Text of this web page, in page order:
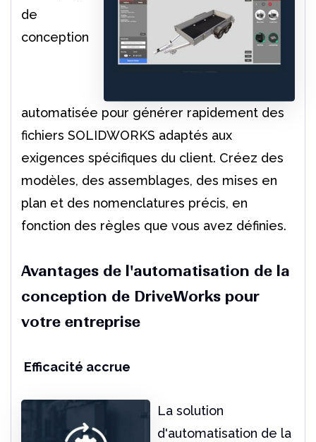
de
conception
automatisée pour générer rapidement des
fichiers SOLIDWORKS adaptés aux
exigences spécifiques du client. Créez des
modèles, des assemblages, des mises en
plan et des nomenclatures précis, en
fonction des règles que vous avez définies.
Avantages de l'automatisation de la
conception de DriveWorks pour
votre entreprise
Efficacité accrue
La solution
d'automatisation de la